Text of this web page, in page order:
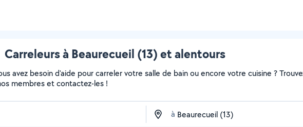
Carreleurs à Beaurecueil (13) et alentours
avez besoin d'aide pour carreler votre salle de bain ou encore votre cuisine ?
membres et contactez-les !
à